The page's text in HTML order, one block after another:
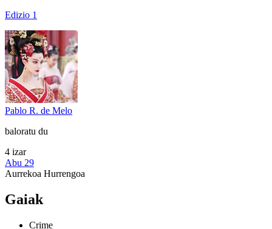
Edizio 1
Pablo R. de Melo
baloratu du
4 izar
Abu 29
Aurrekoa Hurrengoa
Gaiak
Crime